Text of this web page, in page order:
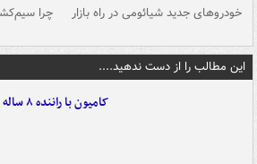
خودروهای جدید شیائومی در راه بازار چرا
این مطالب را از دست ندهید....
کامیون با راننده ۸ ساله در اصفهان توقیف شد